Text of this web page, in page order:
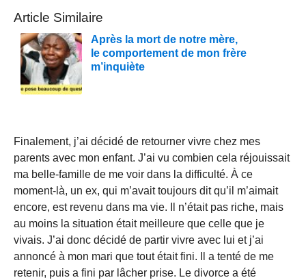
Article Similaire
Après la mort de notre mère,
le comportement de mon frère
m’inquiète
Finalement, j’ai décidé de retourner vivre chez mes
parents avec mon enfant. J’ai vu combien cela réjouissait
ma belle-famille de me voir dans la difficulté. À ce
moment-là, un ex, qui m’avait toujours dit qu’il m’aimait
encore, est revenu dans ma vie. Il n’était pas riche, mais
au moins la situation était meilleure que celle que je
vivais. J’ai donc décidé de partir vivre avec lui et j’ai
annoncé à mon mari que tout était fini. Il a tenté de me
retenir, puis a fini par lâcher prise. Le divorce a été